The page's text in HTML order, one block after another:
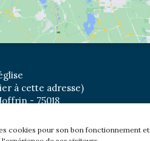
cookies pour son bon fonctionnement et
à cette adresse)
- 75018
XVIII